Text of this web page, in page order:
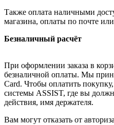
Также оплата наличными
магазина, оплаты по почте
Безналичный расчёт
При оформлении заказа в
безналичной оплаты. Мы
Card. Чтобы оплатить
системы ASSIST, где вы
действия, имя держателя.
Вам могут отказать от